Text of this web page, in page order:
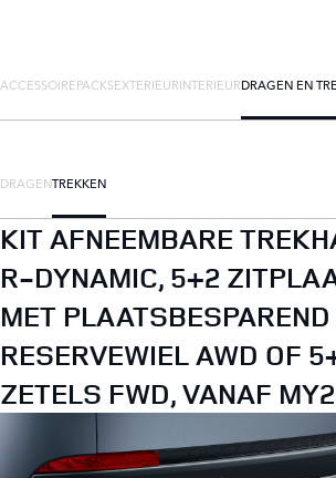
ACCESSOIREPACKSEXTERIEURINTERIEURDRAGEN EN
DRAGENTREKKEN
KIT AFNEEMBARE
R-DYNAMIC, 5+2
MET PLAATSBESPAREND
RESERVEWIEL AWD OF
ZETELS FWD, VANAF